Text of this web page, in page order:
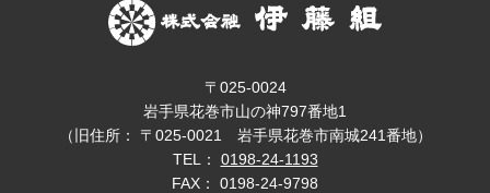
〒025-0024
岩手県花巻市山の神797番地1
（旧住所： 〒025-0021 岩手県花巻市南城241番地）
TEL： 0198-24-1193
FAX： 0198-24-9798